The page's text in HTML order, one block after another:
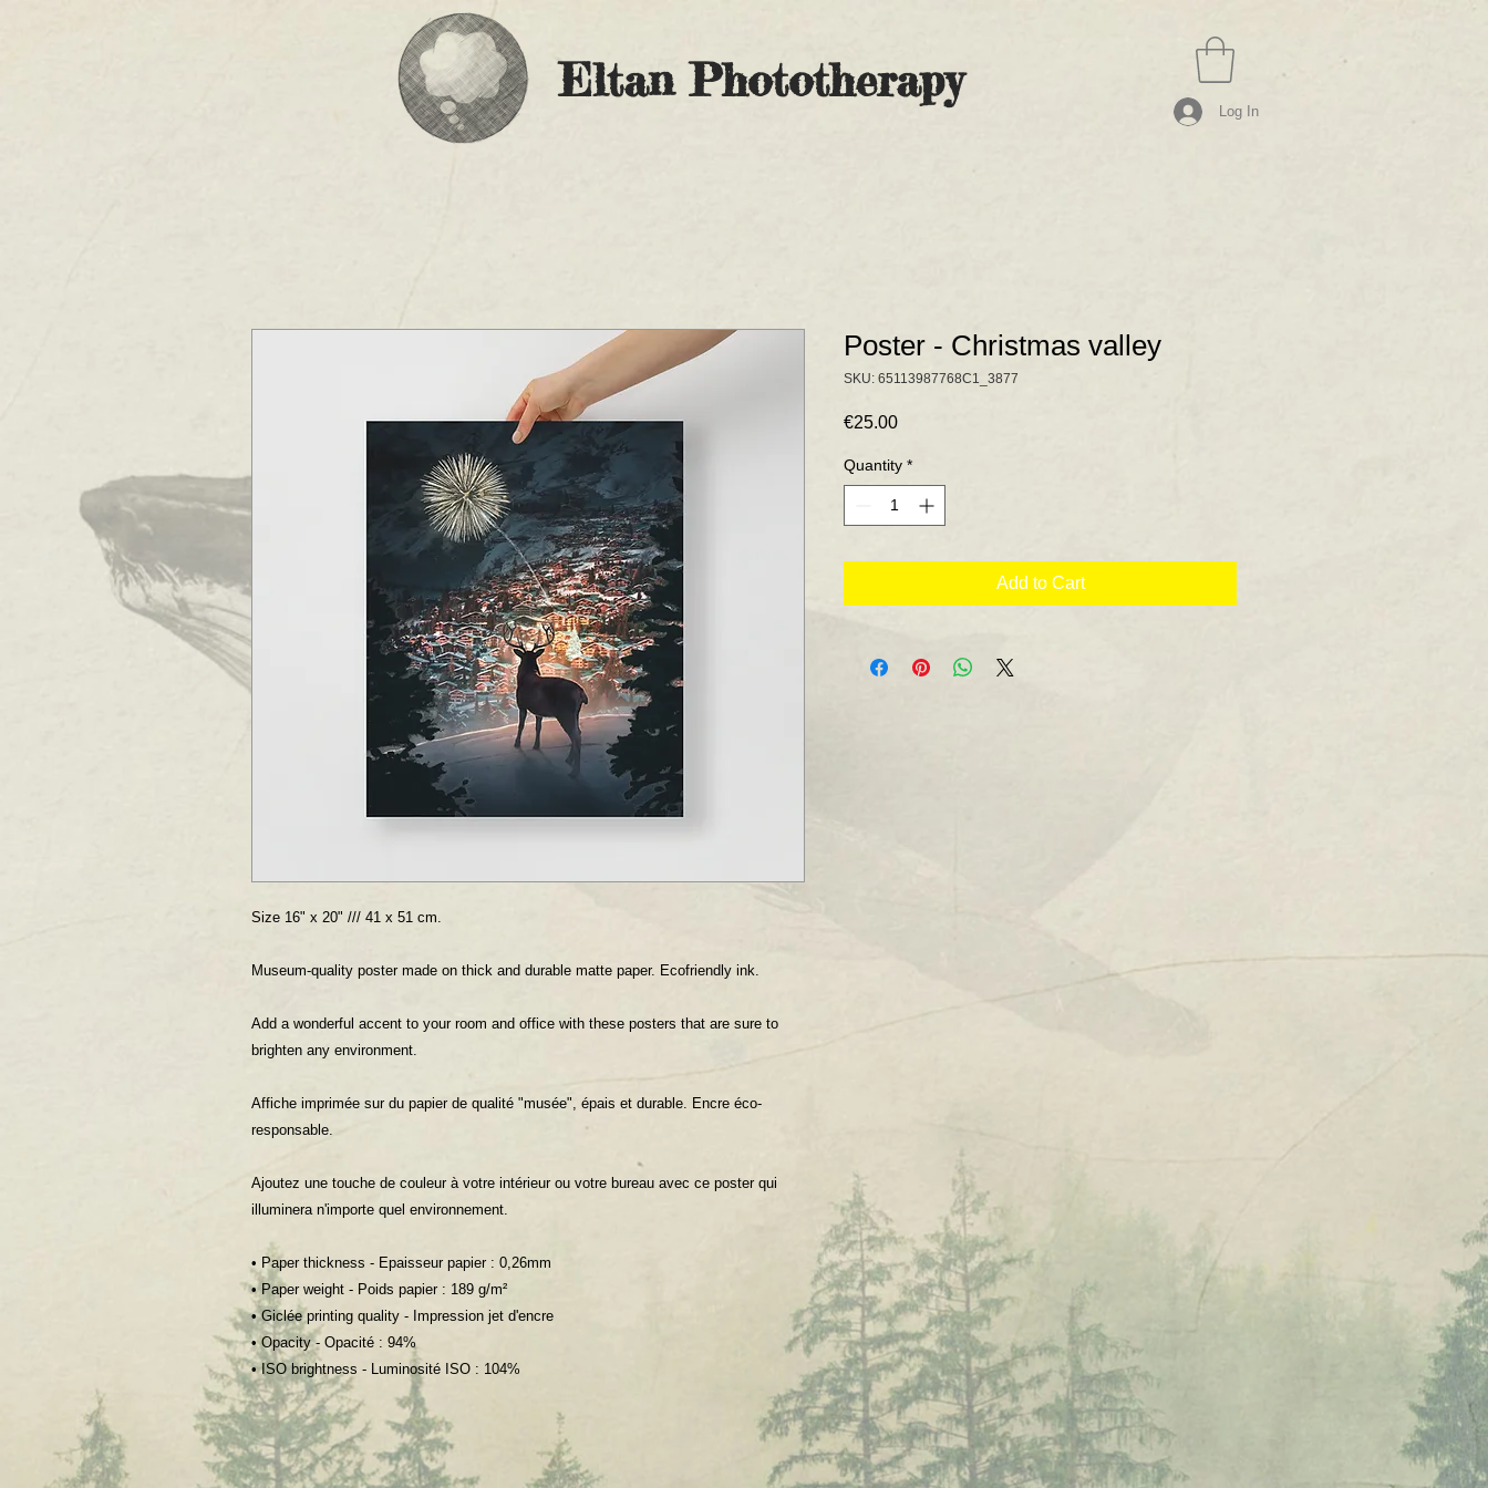
Eltan Phototherapy
Log In
Size 16" x 20" /// 41 x 51 cm.
Museum-quality poster made on thick and durable matte paper. Ecofriendly ink.
Add a wonderful accent to your room and office with these posters that are sure to
brighten any environment.
Affiche imprimée sur du papier de qualité "musée", épais et durable. Encre éco-
responsable.
Ajoutez une touche de couleur à votre intérieur ou votre bureau avec ce poster qui
illuminera n'importe quel environnement.
• Paper thickness - Epaisseur papier : 0,26mm
• Paper weight - Poids papier : 189 g/m²
• Giclée printing quality - Impression jet d'encre
• Opacity - Opacité : 94%
• ISO brightness - Luminosité ISO : 104%
Poster - Christmas valley
SKU: 65113987768C1_3877
€25.00Price
Quantity *
Add to Cart